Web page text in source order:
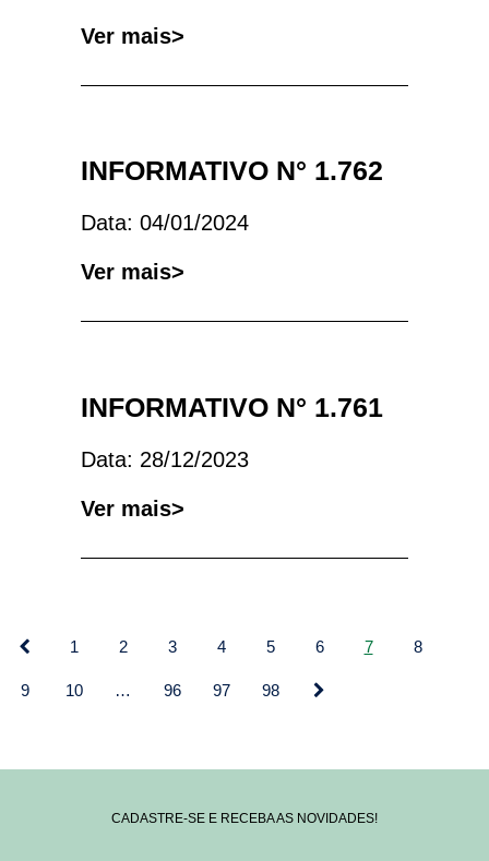
Ver mais>
INFORMATIVO N° 1.762
Data: 04/01/2024
Ver mais>
INFORMATIVO N° 1.761
Data: 28/12/2023
Ver mais>
1 2 3 4 5 6 7 8
9 10 … 96 97 98
CADASTRE-SE E RECEBA AS NOVIDADES!